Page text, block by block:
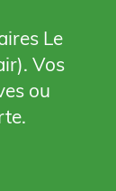
Le
Vos
ou